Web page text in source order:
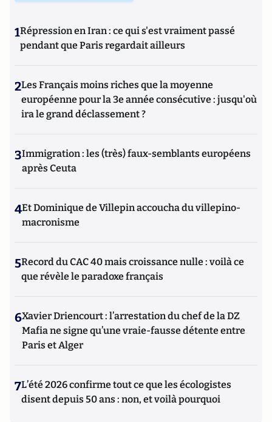
1Répression en Iran : ce qui s'est vraiment passé
pendant que Paris regardait ailleurs
2Les Français moins riches que la moyenne
européenne pour la 3e année consécutive : jusqu'où
ira le grand déclassement ?
3Immigration : les (très) faux-semblants européens
après Ceuta
4Et Dominique de Villepin accoucha du villepino-
macronisme
5Record du CAC 40 mais croissance nulle : voilà ce
que révèle le paradoxe français
6Xavier Driencourt : l’arrestation du chef de la DZ
Mafia ne signe qu’une vraie-fausse détente entre
Paris et Alger
7L’été 2026 confirme tout ce que les écologistes
disent depuis 50 ans : non, et voilà pourquoi